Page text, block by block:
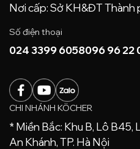
Nơi cấp: Sở KH&ĐT Thành
Số điện thoại
024 3399 6058096 96 22
CHI NHÁNH KÖCHER
* Miền Bắc: Khu B, Lô B45,
An Khánh, TP. Hà Nội